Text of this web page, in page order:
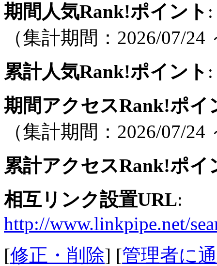
期間人気Rank!ポイント
（集計期間：2026/07/24
累計人気Rank!ポイント
期間アクセスRank!ポイ
（集計期間：2026/07/24
累計アクセスRank!ポイ
相互リンク設置URL:
http://www.linkpipe.net/
[修正・削除] [管理者に